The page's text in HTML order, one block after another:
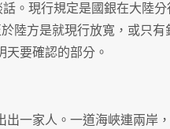
。現行規定是國銀在大陸
陸方是就現行放寬，或只有
要確認的部分。
出一家人。一道海峽連兩岸